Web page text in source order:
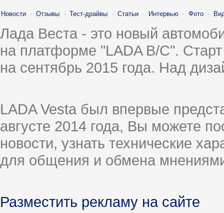
Новости · Отзывы · Тест-драйвы · Статьи · Интервью · Фото ·
Лада Веста - это новый
на платформе "LADA B/C".
на сентябрь 2015 года. Над
LADA Vesta был впервые
августе 2014 года, Вы можете
новости, узнать технические
для общения и обмена
Разместить рекламу на сайте